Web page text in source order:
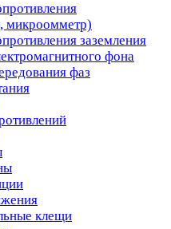
микроомметр)
заземления
фона
фаз
клещи